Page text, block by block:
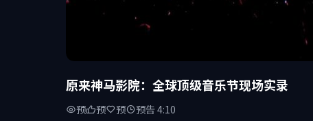
原来神马影院：全球顶级音乐节现场实录
预 预 预
预告 4:10